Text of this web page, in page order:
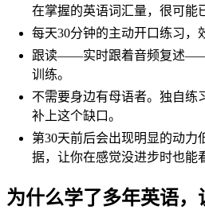
在掌握的英语词汇量，很可能
每天30分钟的主动开口练习，
跟读——实时跟着音频复述
训练。
不需要身边有母语者。独自练
补上这个缺口。
第30天前后会出现明显的动力
据，让你在感觉没进步时也能
为什么学了多年英语